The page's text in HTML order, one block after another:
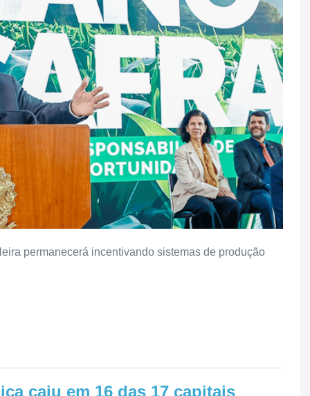
permanecerá incentivando sistemas de produção
caiu em 16 das 17 capitais